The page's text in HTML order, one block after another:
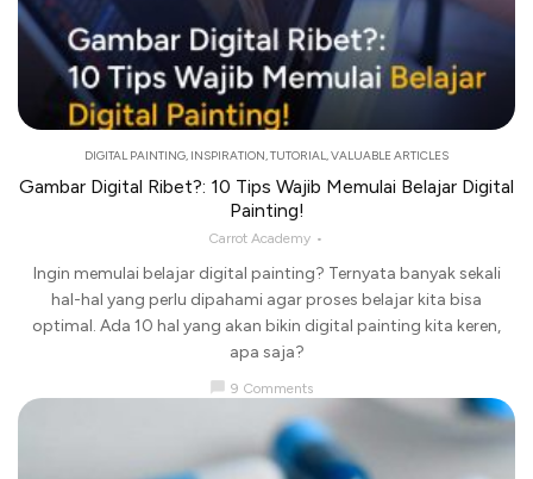
DIGITAL PAINTING INSPIRATION TUTORIAL VALUABLE ARTICLES
Gambar Digital Ribet?: 10 Tips Wajib Memulai Belajar Digital
Painting!
Carrot Academy
Ingin memulai belajar digital painting? Ternyata banyak sekali
hal-hal yang perlu dipahami agar proses belajar kita bisa
optimal. Ada 10 hal yang akan bikin digital painting kita keren,
apa saja?
9 Comments